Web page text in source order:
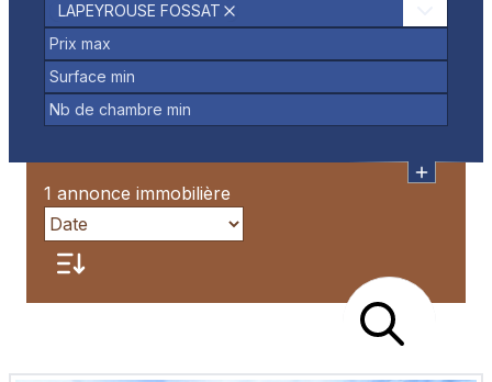
LAPEYROUSE FOSSAT
1 annonce immobilière